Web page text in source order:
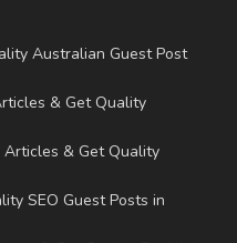
Australian Guest Post
& Get Quality
Articles & Get Quality
SEO Guest Posts in